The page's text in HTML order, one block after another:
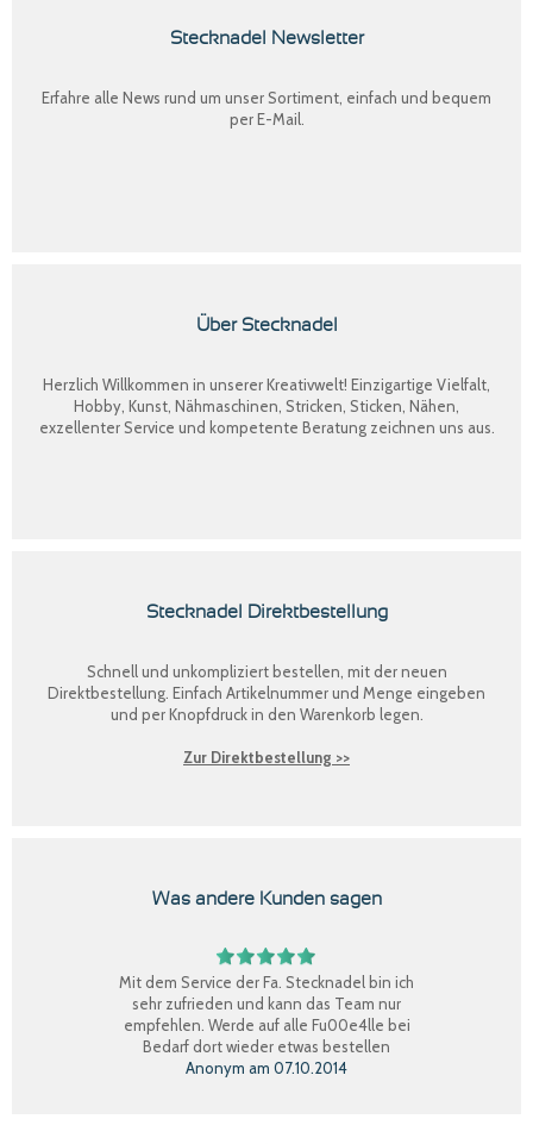
Stecknadel Newsletter
Erfahre alle News rund um unser Sortiment, einfach und bequem
per E-Mail.
Über Stecknadel
Herzlich Willkommen in unserer Kreativwelt! Einzigartige Vielfalt,
Hobby, Kunst, Nähmaschinen, Stricken, Sticken, Nähen,
exzellenter Service und kompetente Beratung zeichnen uns aus.
Stecknadel Direktbestellung
Schnell und unkompliziert bestellen, mit der neuen
Direktbestellung . Einfach Artikelnummer und Menge eingeben
und per Knopfdruck in den Warenkorb legen.
Zur Direktbestellung >>
Was andere Kunden sagen
Mit dem Service der Fa. Stecknadel bin ich
sehr zufrieden und kann das Team nur
empfehlen. Werde auf alle Fu00e4lle bei
Bedarf dort wieder etwas bestellen
Anonym am 07.10.2014